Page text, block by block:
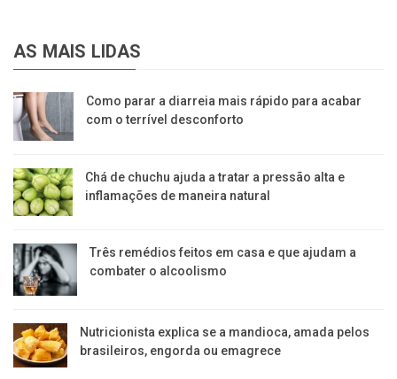
AS MAIS LIDAS
Como parar a diarreia mais rápido para acabar
com o terrível desconforto
Chá de chuchu ajuda a tratar a pressão alta e
inflamações de maneira natural
Três remédios feitos em casa e que ajudam a
combater o alcoolismo
Nutricionista explica se a mandioca, amada pelos
brasileiros, engorda ou emagrece